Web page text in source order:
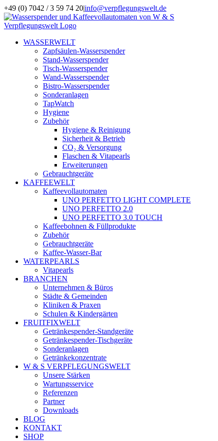
Zum
Inhalt
springen
+49 (0) 7042 / 3 59 74 20|info@verpflegungswelt.de
Facebook
LinkedIn
Xing
Instagram
WASSERWELT
Zapfsäulen-Wasserspender
Stand-Wasserspender
Tisch-Wasserspender
Wand-Wasserspender
Bistro-Wasserspender
Sonderanlagen
TapWatch
Hygiene
Zubehör
Hygiene & Reinigung
Sicherheit & Betrieb
CO₂ & Versorgung
Flaschen & Vitapearls
Erweiterungen
Gebrauchtgeräte
KAFFEEWELT
Kaffeevollautomaten
UNO PERFETTO LIGHT COMPLETE
UNO PERFETTO 2.0
UNO PERFETTO 3.0 TOUCH
Kaffeebohnen & Füllprodukte
Zubehör
Gebrauchtgeräte
Kaffee-Wasser-Bar
WATERPEARLS
Vitapearls
BRANCHEN
Unternehmen & Büros
Städte & Gemeinden
Kliniken & Praxen
Schulen & Kindergärten
FRUITFIXWELT
Getränkespender-Standgeräte
Getränkespender-Tischgeräte
Sonderanlagen
Getränkekonzentrate
W & S VERPFLEGUNGSWELT
Unsere Stärken
Wartungsservice
Referenzen
Partner
Downloads
BLOG
KONTAKT
SHOP